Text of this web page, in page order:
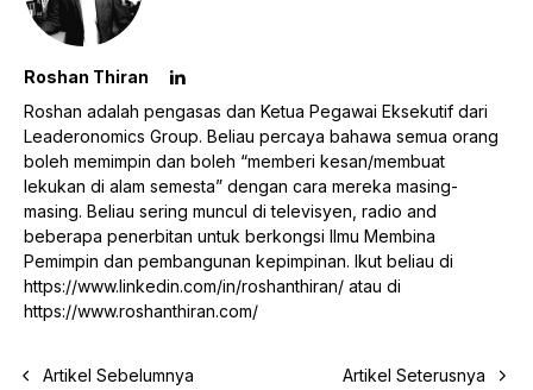
Roshan Thiran
Roshan adalah pengasas dan Ketua Pegawai Eksekutif dari
Leaderonomics Group. Beliau percaya bahawa semua orang
boleh memimpin dan boleh “memberi kesan/membuat
lekukan di alam semesta” dengan cara mereka masing-
masing. Beliau sering muncul di televisyen, radio and
beberapa penerbitan untuk berkongsi Ilmu Membina
Pemimpin dan pembangunan kepimpinan. Ikut beliau di
https://www.linkedin.com/in/roshanthiran/ atau di
https://www.roshanthiran.com/
Artikel Sebelumnya Artikel Seterusnya